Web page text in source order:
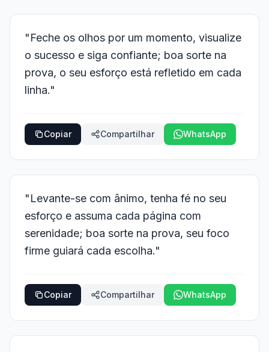
"Feche os olhos por um momento, visualize
o sucesso e siga confiante; boa sorte na
prova, o seu esforço está refletido em cada
linha."
Copiar Compartilhar WhatsApp
"Levante-se com ânimo, tenha fé no seu
esforço e assuma cada página com
serenidade; boa sorte na prova, seu foco
firme guiará cada escolha."
Copiar Compartilhar WhatsApp